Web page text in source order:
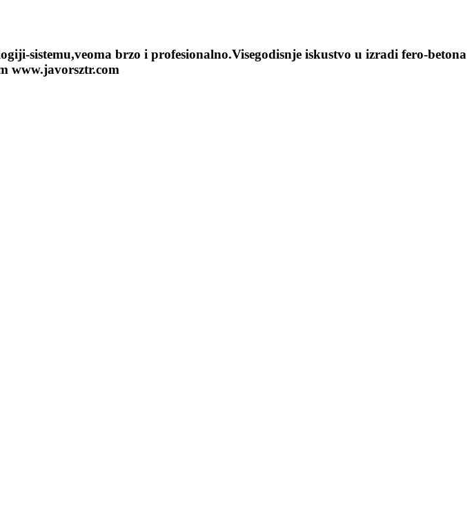
sistemu,veoma brzo i profesionalno.Visegodisnje iskustvo u izradi fero-betona
www.javorsztr.com